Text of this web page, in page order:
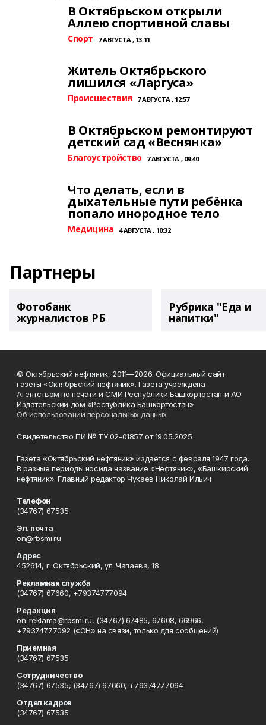
В Октябрьском открыли
Аллею спортивной славы
Спорт 7 АВГУСТА , 13:11
Житель Октябрьского
лишился «Ларгуса»
Происшествия 7 АВГУСТА , 12:57
В Октябрьском ремонтируют
детский сад «Веснянка»
Благоустройство 7 АВГУСТА , 09:40
Что делать, если в
дыхательные пути ребёнка
попало инородное тело
Медицина 4 АВГУСТА , 10:32
Партнеры
Фотобанк
журналистов РБ
Рубрика "Еда и
напитки"
© Октябрьский нефтяник, 2011—2026. Официальный сайт
газеты «Октябрьский нефтяник». Газета учреждена
Агентством по печати и СМИ Республики Башкортостан и АО
Издательский дом «Республика Башкортостан»
Об использовании персональных данных
Свидетельство ПИ № ТУ 02-01857 от 19.05.2025
Газета «Октябрьский нефтяник» издается с февраля 1947 года.
В разные периоды носила название «Нефтяник», «Башкирский
нефтяник». Главный редактор Чукаев Николай Ильич
Телефон
(34767) 67535
Эл. почта
on@rbsmi.ru
Адрес
452614, г. Октябрьский, ул. Чапаева, 18
Рекламная служба
(34767) 67660, +79374777094
Редакция
on-reklama@rbsmi.ru, (34767) 67485, 67608, 66966,
+79374777092 («ОН» на связи, только для сообщений)
Приемная
(34767) 67535
Сотрудничество
(34767) 67535, (34767) 67660, +79374777094
Отдел кадров
(34767) 67535